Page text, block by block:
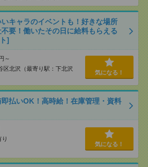
キャラのイベントも！好きな場所
要！働いたその日に給料もらえる
]
～
区北沢（最寄り駅：下北沢
気になる！
払いOK！高時給！在庫管理・資料
気になる！